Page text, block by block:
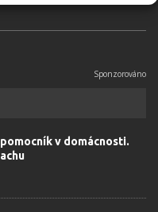
v domácnosti.